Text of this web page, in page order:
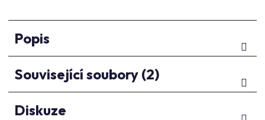
Popis
Související soubory (2)
Diskuze